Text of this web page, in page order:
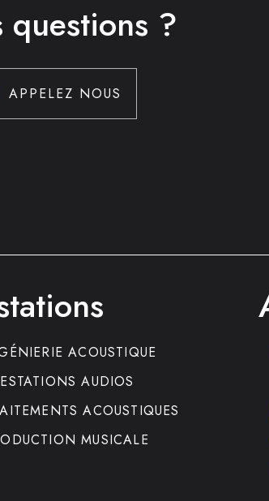
questions ?
APPELEZ NOUS
ACOUSTIQUE
AUDIOS
ACOUSTIQUES
MUSICALE